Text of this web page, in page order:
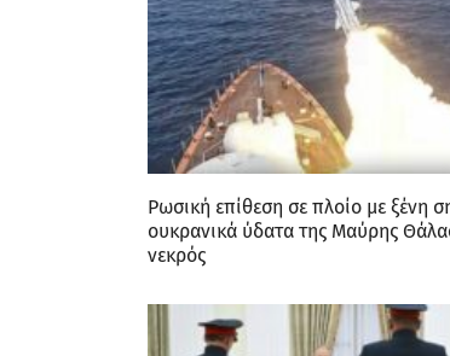
Ρωσική επίθεση σε πλοίο με ξένη
ουκρανικά ύδατα της Μαύρης
νεκρός